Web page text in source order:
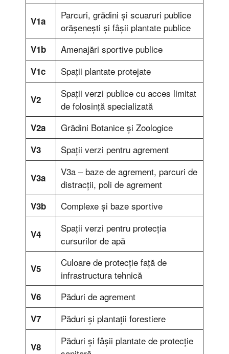
V1a
Parcuri, grădini şi scuaruri publice
orăşeneşti şi fâşii plantate publice
V1b Amenajări sportive publice
V1c Spaţii plantate protejate
V2
Spaţii verzi publice cu acces limitat
de folosinţă specializată
V2a Grădini Botanice şi Zoologice
V3 Spaţii verzi pentru agrement
V3a
V3a – baze de agrement, parcuri de
distracţii, poli de agrement
V3b Complexe şi baze sportive
V4
Spaţii verzi pentru protecţia
cursurilor de apă
V5
Culoare de protecţie faţă de
infrastructura tehnică
V6 Păduri de agrement
V7 Păduri şi plantaţii forestiere
V8
Păduri şi fâşii plantate de protecţie